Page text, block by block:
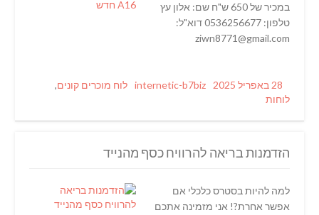
במכיר של 650 ש"ח שם: אלון עץ
טלפון: 0536256677 דוא"ל:
ziwn8771@gmail.com
Posted
on
28 באפריל 2025 Author
internetic-b7biz
Categories
לוח מוכרים קונים,
לוחות
הזדמנות בריאה להרוויח כסף מהנייד
למה להיות בסטרס כלכלי אם
אפשר אחרת?! אני מזמינה אתכם